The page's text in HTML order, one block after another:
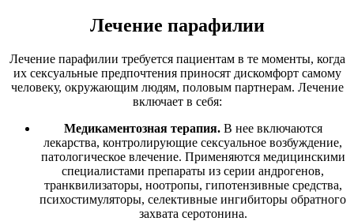
Лечение парафилии
Лечение парафилии требуется пациентам в те моменты, когда
их сексуальные предпочтения приносят дискомфорт самому
человеку, окружающим людям, половым партнерам. Лечение
включает в себя:
Медикаментозная терапия.В нее включаются
лекарства, контролирующие сексуальное возбуждение,
патологическое влечение. Применяются медицинскими
специалистами препараты из серии андрогенов,
транквилизаторы, ноотропы, гипотензивные средства,
психостимуляторы, селективные ингибиторы обратного
захвата серотонина.